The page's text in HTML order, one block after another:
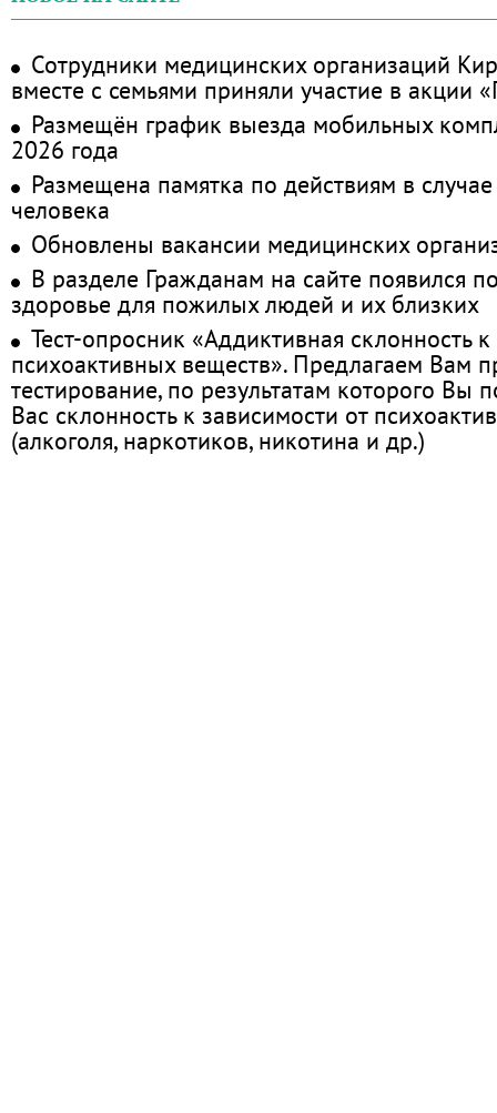
Сотрудники медицинских организаций
вместе с семьями приняли участие в акции
Размещён график выезда мобильных
2026 года
Размещена памятка по действиям в
человека
Обновлены вакансии медицинских
В разделе Гражданам на сайте появился
здоровье для пожилых людей и их близких
Тест-опросник «Аддиктивная склонность
психоактивных веществ». Предлагаем Вам
тестирование, по результатам которого Вы
Вас склонность к зависимости от
(алкоголя, наркотиков, никотина и др.)